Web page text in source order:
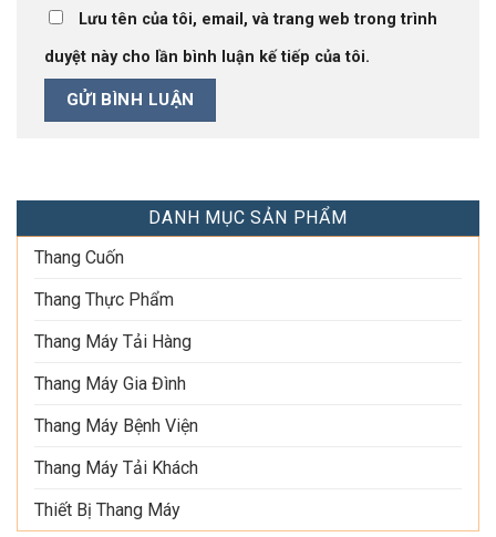
Lưu tên của tôi, email, và trang web trong trình
duyệt này cho lần bình luận kế tiếp của tôi.
DANH MỤC SẢN PHẨM
Thang Cuốn
Thang Thực Phẩm
Thang Máy Tải Hàng
Thang Máy Gia Đình
Thang Máy Bệnh Viện
Thang Máy Tải Khách
Thiết Bị Thang Máy